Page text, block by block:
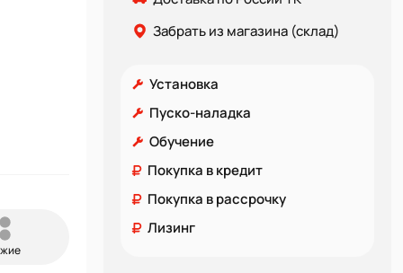
Забрать из магазина (склад)
Установка
Пуско-наладка
Обучение
Покупка в кредит
Покупка в рассрочку
Лизинг